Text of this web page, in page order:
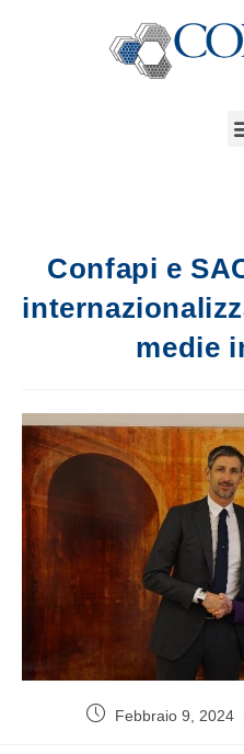
Confapi e
medie
Febbraio 9, 2024